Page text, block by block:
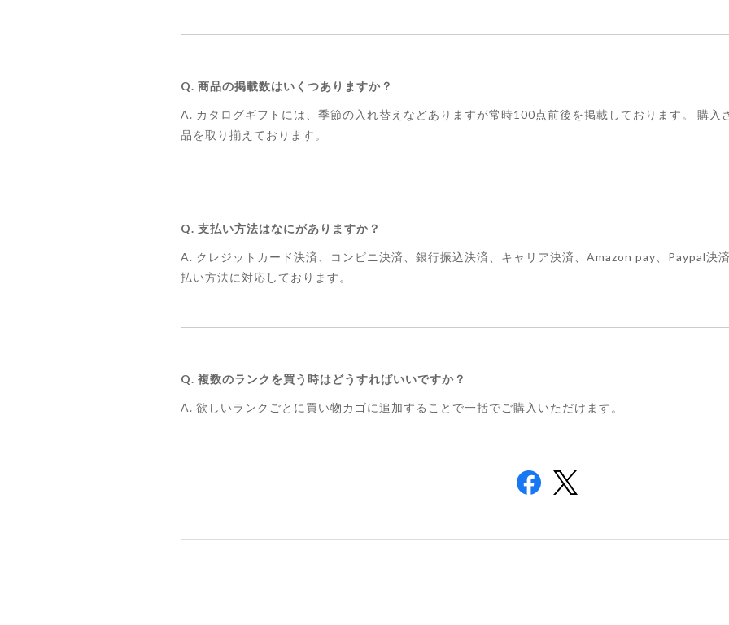
Q. 商品の掲載数はいくつありますか？
A. カタログギフトには、季節の入れ替えなどありますが常時100点前後を掲載しております。 購入
品を取り揃えております。
Q. 支払い方法はなにがありますか？
A. クレジットカード決済、コンビニ決済、銀行振込決済、キャリア決済、Amazon pay、Paypal決
払い方法に対応しております。
Q. 複数のランクを買う時はどうすればいいですか？
A. 欲しいランクごとに買い物カゴに追加することで一括でご購入いただけます。